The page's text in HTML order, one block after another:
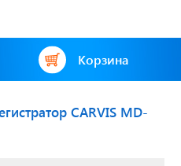
Корзина
CARVIS MD-